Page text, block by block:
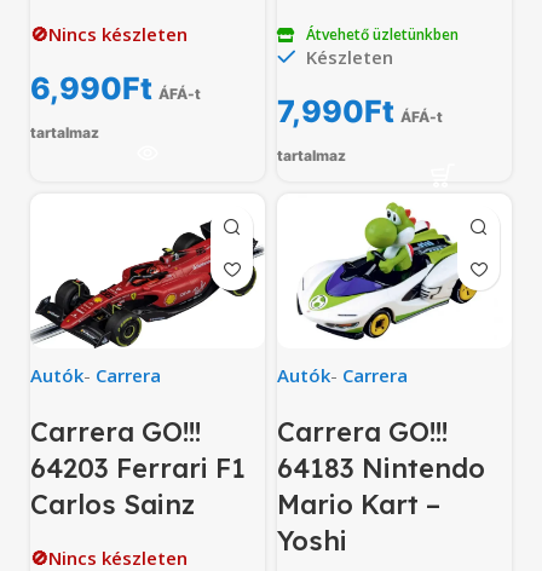
🚫Nincs készleten
6,990Ft ÁFÁ-t
tartalmaz
Átvehető üzletünkben
Készleten
7,990Ft ÁFÁ-t
tartalmaz
Autók- Carrera
Carrera GO!!!
64203 Ferrari F1
Carlos Sainz
🚫Nincs készleten
Autók- Carrera
Carrera GO!!!
64183 Nintendo
Mario Kart –
Yoshi